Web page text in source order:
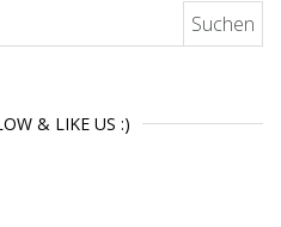
& LIKE US :)